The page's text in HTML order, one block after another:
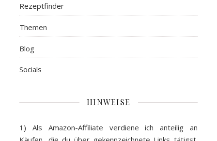
Rezeptfinder
Themen
Blog
Socials
HINWEISE
1) Als Amazon-Affiliate verdiene ich anteilig an